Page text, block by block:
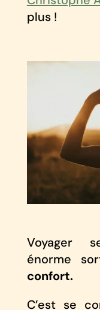
plus !
Voyager
énorme
confort.
C’est se